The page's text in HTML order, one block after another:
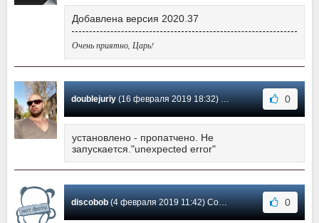
Добавлена версия 2020.37
Очень приятно, Царь!
doublejuriy(16 февраля 2019 18:32) Сообщение #2 0
установлено - пропатчено. Не
запускается."unexpected error"
discobob(4 февраля 2019 11:42) Сообщение #1 0